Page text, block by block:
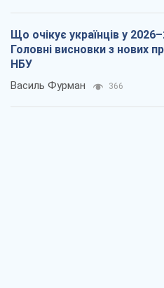
Що очікує українців у
Головні висновки з нових
НБУ
Василь Фурман 366